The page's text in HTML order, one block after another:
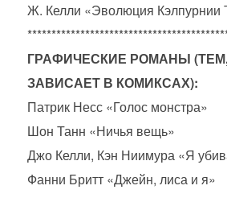
Ж. Келли «Эволюция Кэлпурнии
ГРАФИЧЕСКИЕ РОМАНЫ
ЗАВИСАЕТ В КОМИКСАХ):
Патрик Несс «Голос монстра»
Шон Танн «Ничья вещь»
Джо Келли, Кэн Ниимура «Я
Фанни Бритт «Джейн, лиса и я»